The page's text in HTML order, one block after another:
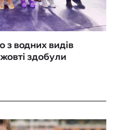
з водних видів
здобули